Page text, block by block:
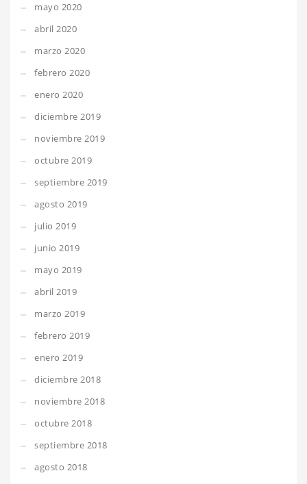
mayo 2020
abril 2020
marzo 2020
febrero 2020
enero 2020
diciembre 2019
noviembre 2019
octubre 2019
septiembre 2019
agosto 2019
julio 2019
junio 2019
mayo 2019
abril 2019
marzo 2019
febrero 2019
enero 2019
diciembre 2018
noviembre 2018
octubre 2018
septiembre 2018
agosto 2018